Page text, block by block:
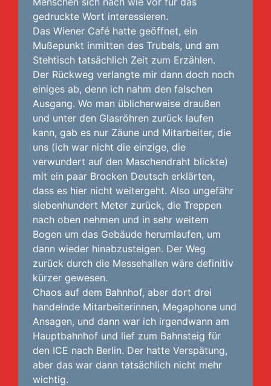
gedruckte Wort interessieren.
Das Wiener Café hatte geöffnet, ein
Mußepunkt inmitten des Trubels, und am
Stehtisch tatsächlich Zeit zum Erzählen.
Der Rückweg verlangte mir dann doch noch
einiges ab, denn ich nahm den falschen
Ausgang. Wo man üblicherweise draußen
und unter den Glasröhren zurück laufen
kann, gab es nur Zäune und Mitarbeiter, die
uns (ich war nicht die einzige, die
verwundert auf den Maschendraht blickte)
mit ein paar Brocken Deutsch erklärten,
dass es hier nicht weitergeht. Also ungefähr
siebenhundert Meter zurück, die Treppen
nach oben nehmen und in sehr weitem
Bogen um das Gebäude herumlaufen, um
dann wieder hinabzusteigen. Der Weg
zurück durch die Messehallen wäre definitiv
kürzer gewesen.
Chaos auf dem Bahnhof, aber dort drei
handelnde Mitarbeiterinnen, Megaphone und
Ansagen, und dann war ich irgendwann am
Hauptbahnhof und lief zum Bahnsteig für
den ICE nach Berlin. Der hatte Verspätung,
aber das war dann tatsächlich nicht mehr
wichtig.